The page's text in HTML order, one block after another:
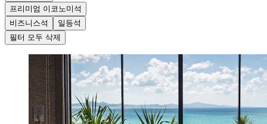
프리미엄 이코노미석
비즈니스석
일등석
필터 모두 삭제